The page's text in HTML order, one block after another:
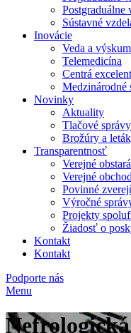
Postgraduálne
Sústavné
Inovácie
Veda a výskum
Telemedicína
Centrá
Medzinárodné
Novinky
Aktuality
Tlačové správy
Brožúry a
Transparentnosť
Verejné
Verejné
Povinné
Výročné
Projekty
Žiadosť o
Kontakt
Kontakt
Podporte nás
Menu